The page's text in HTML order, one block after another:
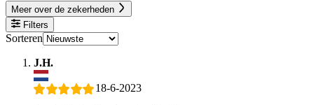
Meer over de zekerheden
Filters
Sorteren
J.H.
18-6-2023